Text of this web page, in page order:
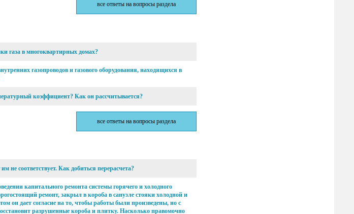
все ответы на вопросы раздела
газа в многоквартирных домах?
газопроводов и газового оборудования, находящихся в
коэффициент? Как он рассчитывается?
все ответы на вопросы раздела
не соответствует. Как добиться перерасчета?
капитального ремонта системы горячего и холодного
ремонт, закрыл в короба в санузле стояки холодной и
он дает согласие на то, чтобы работы были произведены, но с
разрушенные короба и плитку. Насколько правомочно